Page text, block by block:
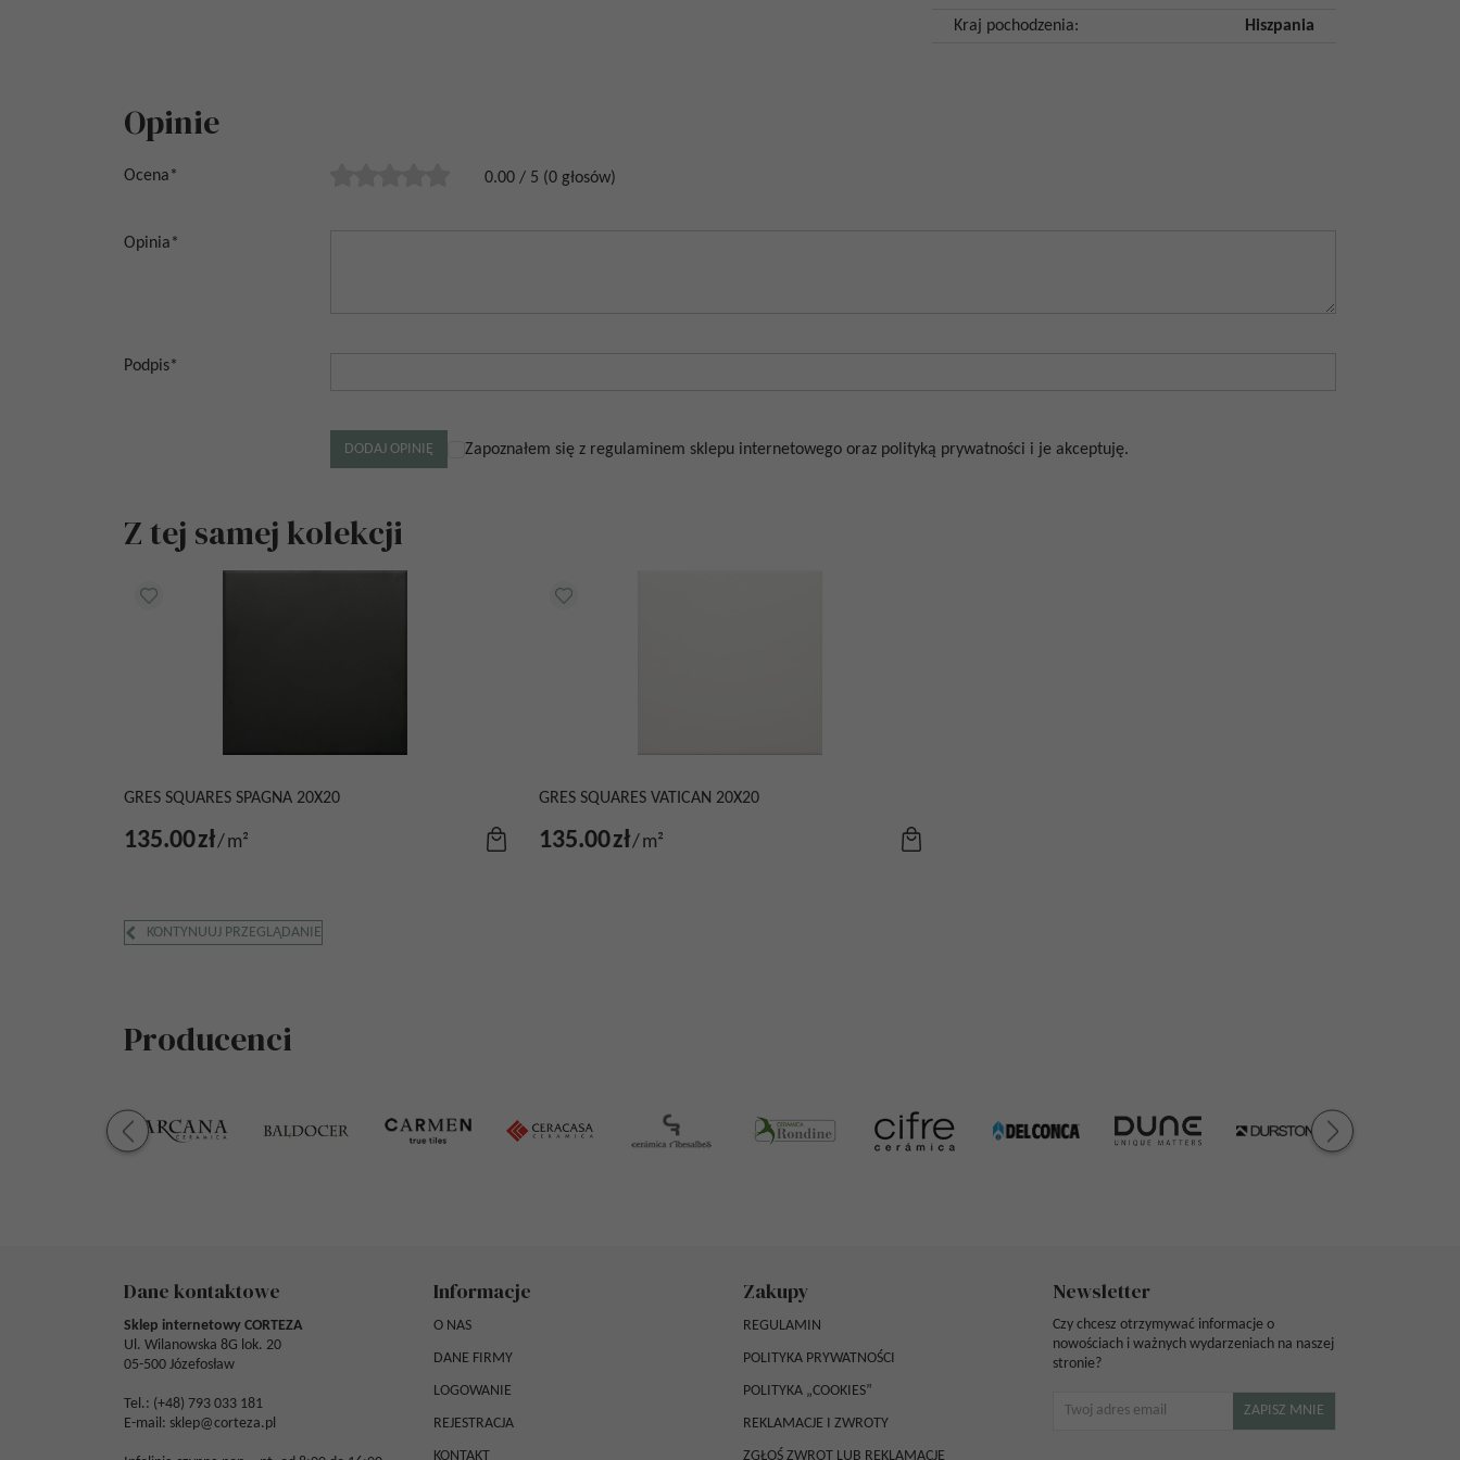
Kraj pochodzenia: Hiszpania
Opinie
Ocena* 0.00 / 5 (0 głosów)
Opinia*
Podpis*
Zapoznałem się z regulaminem sklepu internetowego oraz polityką prywatności i je akceptuję.
Z tej samej kolekcji
GRES SQUARES SPAGNA 20X20
135.00zł/m²
GRES SQUARES VATICAN 20X20
135.00zł/m²
KONTYNUUJ PRZEGLĄDANIE
Producenci
Dane kontaktowe
Sklep internetowy CORTEZA
Ul. Wilanowska 8G lok. 20
05-500 Józefosław
Tel.: (+48) 793 033 181
E-mail: sklep@corteza.pl
Informacje
O NAS
DANE FIRMY
LOGOWANIE
REJESTRACJA
KONTAKT
Zakupy
REGULAMIN
POLITYKA PRYWATNOŚCI
POLITYKA „COOKIES”
REKLAMACJE I ZWROTY
ZGŁOŚ ZWROT LUB REKLAMACJĘ
Newsletter
Czy chcesz otrzymywać informacje o
nowościach i ważnych wydarzeniach na naszej
stronie?